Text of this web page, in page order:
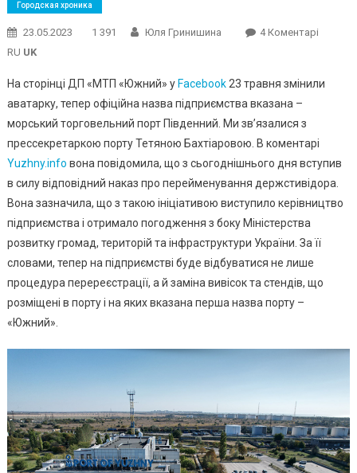
Городская хроника
23.05.2023 1 391 Юля Гринишина 4 КоментаріДо
Змінило
Назву
RU UK
На сторінці ДП «МТП «Южний» у Facebook23 травня змінили
аватарку, тепер офіційна назва підприємства вказана –
морський торговельний порт Південний. Ми зв’язалися з
прессекретаркою порту Тетяною Бахтіаровою. В коментарі
Yuzhny.info вона повідомила, що з сьогоднішнього дня вступив
в силу відповідний наказ про перейменування держстивідора.
Вона зазначила, що з такою ініціативою виступило керівництво
підприємства і отримало погодження з боку Міністерства
розвитку громад, територій та інфраструктури України. За її
словами, тепер на підприємстві буде відбуватися не лише
процедура перереєстрації, а й заміна вивісок та стендів, що
розміщені в порту і на яких вказана перша назва порту –
«Южний».